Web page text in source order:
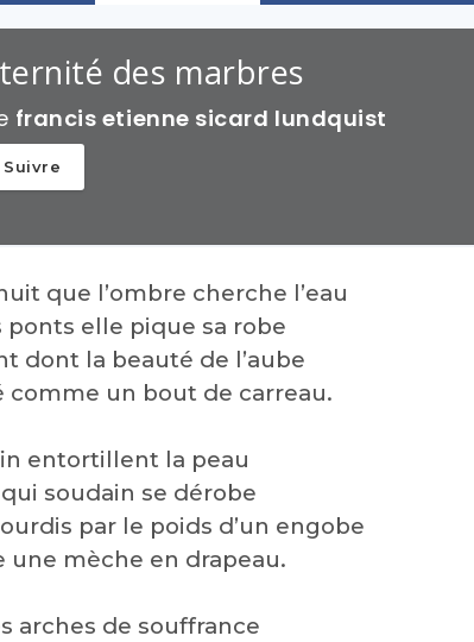
des marbres
francis etienne sicard lundquist
Suivre
que l’ombre cherche l’eau
ponts elle pique sa robe
dont la beauté de l’aube
comme un bout de carreau.
entortillent la peau
qui soudain se dérobe
par le poids d’un engobe
une mèche en drapeau.
arches de souffrance